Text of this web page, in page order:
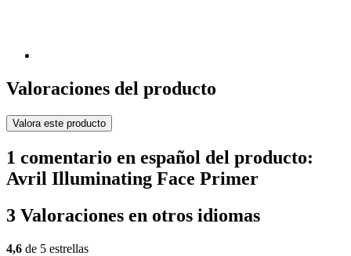
Valoraciones del producto
Valora este producto
1 comentario en español del producto:
Avril Illuminating Face Primer
3 Valoraciones en otros idiomas
4,6 de 5 estrellas